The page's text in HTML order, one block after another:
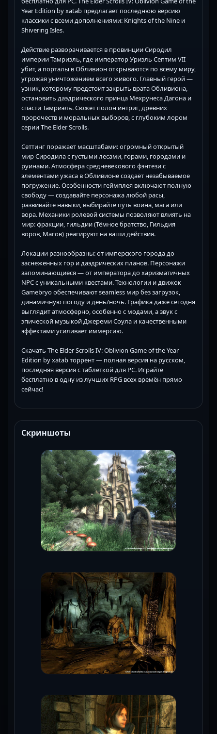
Year Edition by xatab предлагает последнюю версию
классики с всеми дополнениями: Knights of the Nine и
Shivering Isles.
Действие разворачивается в провинции Сиродил
империи Тамриэль, где император Уриэль Септим VII
убит, а порталы в Обливион открываются по всему миру,
угрожая уничтожением всего живого. Главный герой —
узник, которому предстоит закрыть врата Обливиона,
остановить даэдрического принца Мехрунеса Дагона и
спасти Тамриэль. Сюжет полон интриг, древних
пророчеств и моральных выборов, с глубоким лором
серии The Elder Scrolls.
Сеттинг поражает масштабами: огромный открытый
мир Сиродила с густыми лесами, горами, городами и
руинами. Атмосфера средневекового фэнтези с
элементами ужаса в Обливионе создаёт незабываемое
погружение. Особенности геймплея включают полную
свободу — создавайте персонажа любой расы,
развивайте навыки, выбирайте путь воина, мага или
вора. Механики ролевой системы позволяют влиять на
мир: фракции, гильдии (Тёмное братство, Гильдия
воров, Магов) реагируют на ваши действия.
Локации разнообразны: от имперского города до
заснеженных гор и даэдрических планов. Персонажи
запоминающиеся — от императора до харизматичных
NPC с уникальными квестами. Технологии и движок
Gamebryo обеспечивают seamless мир без загрузок,
динамичную погоду и день/ночь. Графика даже сегодня
выглядит атмосферно, особенно с модами, а звук с
эпической музыкой Джереми Соула и качественными
эффектами усиливает иммерсию.
Скачать The Elder Scrolls IV: Oblivion Game of the Year
Edition by xatab торрент — полная версия на русском,
последняя версия с таблеткой для PC. Играйте
бесплатно в одну из лучших RPG всех времён прямо
сейчас!
Скриншоты